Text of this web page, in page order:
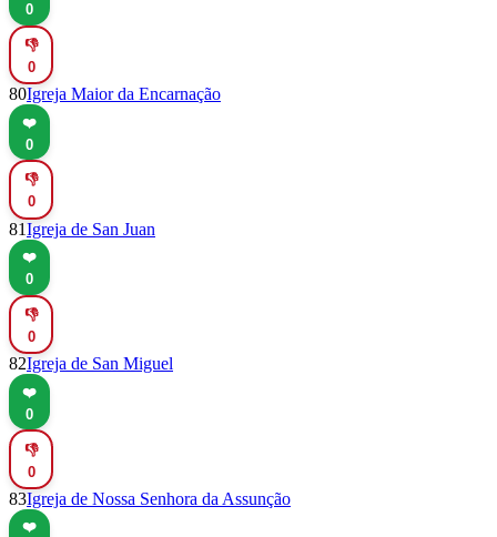
0
👎
0
80Igreja Maior da Encarnação
❤️
0
👎
0
81Igreja de San Juan
❤️
0
👎
0
82Igreja de San Miguel
❤️
0
👎
0
83Igreja de Nossa Senhora da Assunção
❤️